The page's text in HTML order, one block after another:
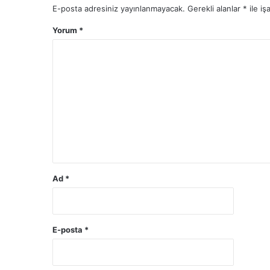
E-posta adresiniz yayınlanmayacak. Gerekli alanlar * ile
Yorum *
Ad *
E-posta *